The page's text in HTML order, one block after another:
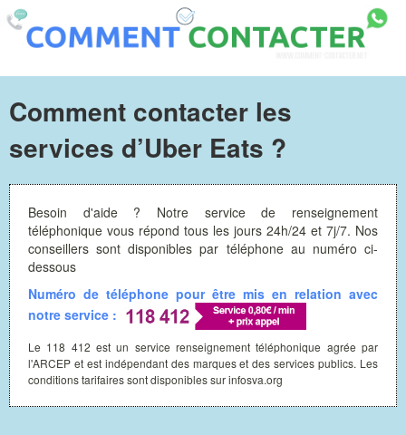
Comment contacter les
services d’Uber Eats ?
Besoin d'aide ? Notre service de renseignement
téléphonique vous répond tous les jours 24h/24 et 7j/7. Nos
conseillers sont disponibles par téléphone au numéro ci-
dessous
Numéro de téléphone pour être mis en relation avec
notre service :
Le 118 412 est un service renseignement téléphonique agrée par
l'ARCEP et est indépendant des marques et des services publics. Les
conditions tarifaires sont disponibles sur infosva.org